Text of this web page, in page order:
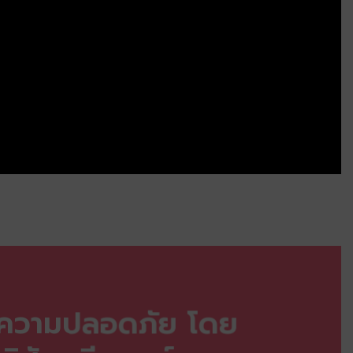
วามปลอดภัย โดย